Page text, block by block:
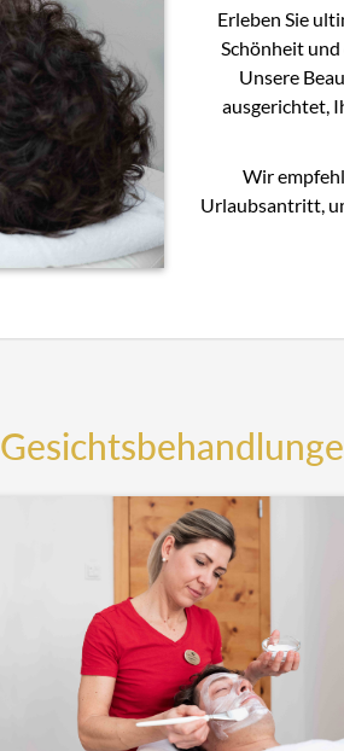
Erleben Sie
Schönheit
Unsere
ausgerichtet,
Wir
Urlaubsantritt,